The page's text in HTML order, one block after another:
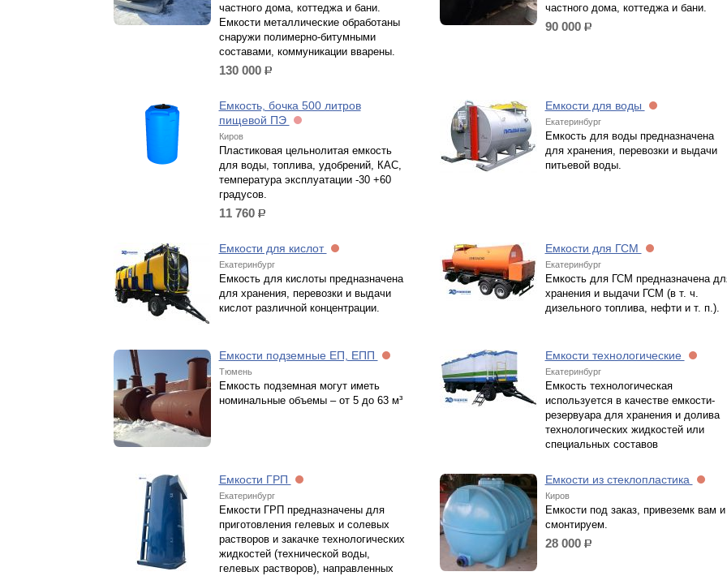
частного дома, коттеджа и бани.
Емкости металлические обработаны
снаружи полимерно-битумными
составами, коммуникации вварены.
130 000 р.
частного дома, коттеджа и бани.
90 000 р.
Емкость, бочка 500 литров
пищевой ПЭ
Киров
Пластиковая цельнолитая емкость
для воды, топлива, удобрений, КАС,
температура эксплуатации -30 +60
градусов.
11 760 р.
Емкости для воды
Екатеринбург
Емкость для воды предназначена
для хранения, перевозки и выдачи
питьевой воды.
Емкости для кислот
Екатеринбург
Емкость для кислоты предназначена
для хранения, перевозки и выдачи
кислот различной концентрации.
Емкости для ГСМ
Екатеринбург
Емкость для ГСМ предназначена
хранения и выдачи ГСМ (в т. ч.
дизельного топлива, нефти и т. п.).
Емкости подземные ЕП, ЕПП
Тюмень
Емкость подземная могут иметь
номинальные объемы – от 5 до 63 м³
Емкости технологические
Екатеринбург
Емкость технологическая
используется в качестве емкости-
резервуара для хранения и долива
технологических жидкостей или
специальных составов
Емкости ГРП
Екатеринбург
Емкости ГРП предназначены для
приготовления гелевых и солевых
растворов и закачке технологических
жидкостей (технической воды,
гелевых растворов), направленных
Емкости из стеклопластика
Киров
Емкости под заказ, привеземк вам и
смонтируем.
28 000 р.